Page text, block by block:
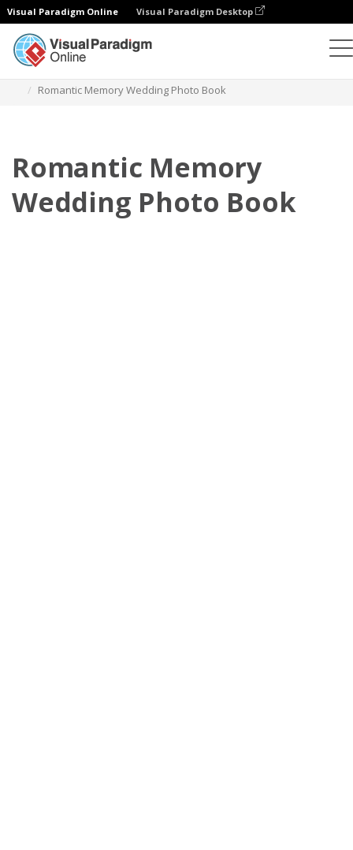
Visual Paradigm Online Visual Paradigm Desktop
Romantic Memory Wedding Photo Book
Romantic Memory
Wedding Photo Book